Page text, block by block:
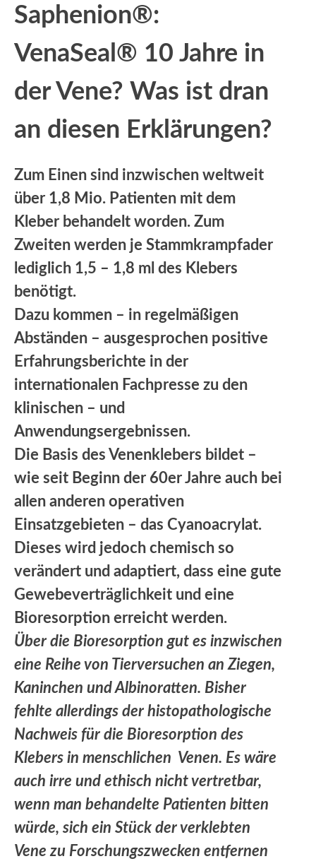
Saphenion®:
VenaSeal® 10 Jahre in
der Vene? Was ist dran
an diesen Erklärungen?
Zum Einen sind inzwischen weltweit
über 1,8 Mio. Patienten mit dem
Kleber behandelt worden. Zum
Zweiten werden je Stammkrampfader
lediglich 1,5 – 1,8 ml des Klebers
benötigt.
Dazu kommen – in regelmäßigen
Abständen – ausgesprochen positive
Erfahrungsberichte in der
internationalen Fachpresse zu den
klinischen – und
Anwendungsergebnissen.
Die Basis des Venenklebers bildet –
wie seit Beginn der 60er Jahre auch bei
allen anderen operativen
Einsatzgebieten – das Cyanoacrylat.
Dieses wird jedoch chemisch so
verändert und adaptiert, dass eine gute
Gewebeverträglichkeit und eine
Bioresorption erreicht werden.
Über die Bioresorption gut es inzwischen
eine Reihe von Tierversuchen an Ziegen,
Kaninchen und Albinoratten. Bisher
fehlte allerdings der histopathologische
Nachweis für die Bioresorption des
Klebers in menschlichen Venen. Es wäre
auch irre und ethisch nicht vertretbar,
wenn man behandelte Patienten bitten
würde, sich ein Stück der verklebten
Vene zu Forschungszwecken entfernen